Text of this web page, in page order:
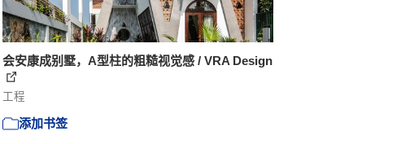
会安康成别墅，A型柱的粗糙视觉感 / VRA Design
工程
添加书签